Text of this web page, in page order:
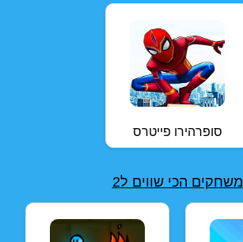
סופרהירו פייטרס
משחקים הכי שווים ל2